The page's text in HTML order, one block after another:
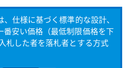
仕様に基づく標準的な設計、
番安い価格（最低制限価格を下
札した者を落札者とする方式